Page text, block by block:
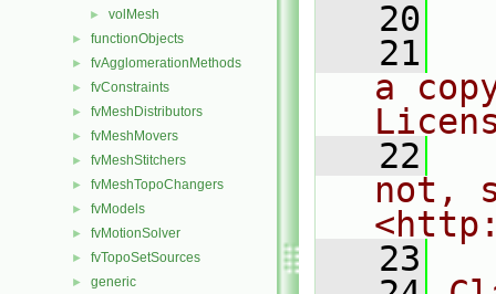
► volMesh
► functionObjects
► fvAgglomerationMethods
► fvConstraints
► fvMeshDistributors
► fvMeshMovers
► fvMeshStitchers
► fvMeshTopoChangers
► fvModels
► fvMotionSolver
► fvTopoSetSources
► generic
   20
   21
a
   22
not,
   23